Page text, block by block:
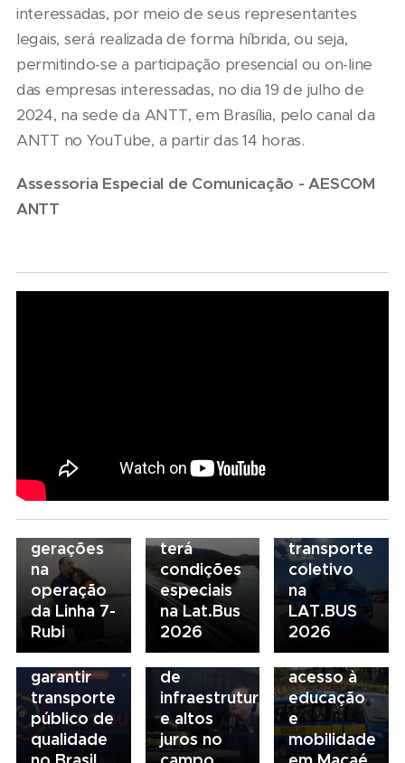
interessadas, por meio de seus representantes
legais, será realizada de forma híbrida, ou seja,
permitindo-se a participação presencial ou on-line
das empresas interessadas, no dia 19 de julho de
2024, na sede da ANTT, em Brasília, pelo canal da
ANTT no YouTube, a partir das 14 horas.
Assessoria Especial de Comunicação - AESCOM
ANTT
para filha:
amor pela
ferrovia
gerações
na
operação
da Linha 7-
Rubi
07/08/2026
Serviços
terá
condições
especiais
na Lat.Bus
2026
financiamento
transporte
coletivo
na
LAT.BUS
2026
06/08/2026
Seminário
debate
novo
modelo
de
financiamento
para
garantir
transporte
público de
qualidade
05/08/2026
Presidente
da FAESP
alerta para
gargalos
de
infraestrutura
e altos
juros no
04/08/2026
Renovação
da frota
escolar
fortalece
acesso à
educação
e
mobilidade